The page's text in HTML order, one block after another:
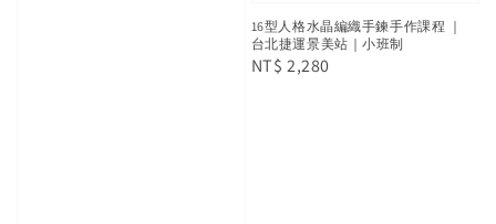
16型人格水晶編織手鍊手作課程 ｜
台北捷運景美站｜小班制
Regular
NT$ 2,280